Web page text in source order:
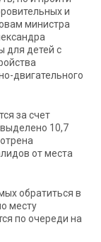
и
министра
для детей с
двигательного
за счет
10,7
от места
обратиться в
месту
по очереди на